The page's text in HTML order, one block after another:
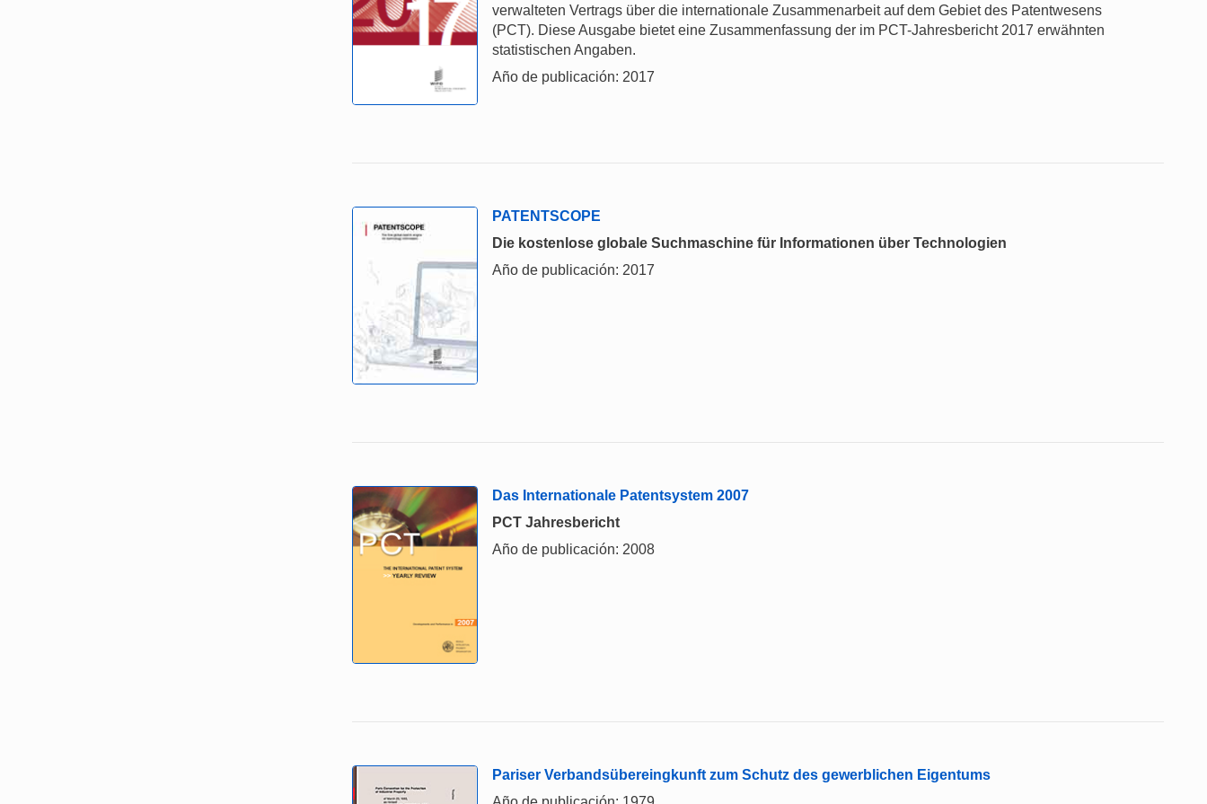
verwalteten Vertrags über die internationale Zusammenarbeit auf dem Gebiet des Patentwesens
(PCT). Diese Ausgabe bietet eine Zusammenfassung der im PCT-Jahresbericht 2017 erwähnten
statistischen Angaben.
Año de publicación: 2017
PATENTSCOPE
Die kostenlose globale Suchmaschine für Informationen über Technologien
Año de publicación: 2017
Das Internationale Patentsystem 2007
PCT Jahresbericht
Año de publicación: 2008
Pariser Verbandsübereingkunft zum Schutz des gewerblichen Eigentums